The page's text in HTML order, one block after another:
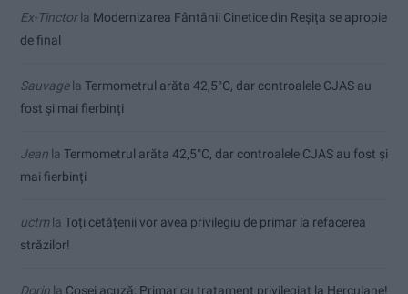
Ex-Tinctorla Modernizarea Fântânii Cinetice din Reșița se apropie
de final
Sauvagela Termometrul arăta 42,5°C, dar controalele CJAS au
fost și mai fierbinți
Jean la Termometrul arăta 42,5°C, dar controalele CJAS au fost și
mai fierbinți
uctmla Toți cetățenii vor avea privilegiu de primar la refacerea
străzilor!
Dorin la Coșei acuză: Primar cu tratament privilegiat la Herculane!